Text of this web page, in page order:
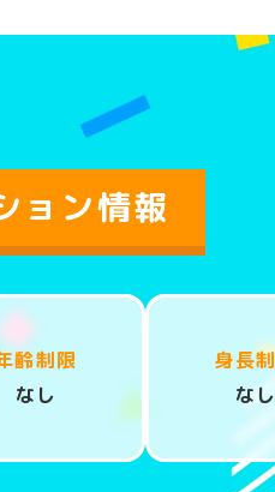
ョン情報
齢制限
なし
身長
なし